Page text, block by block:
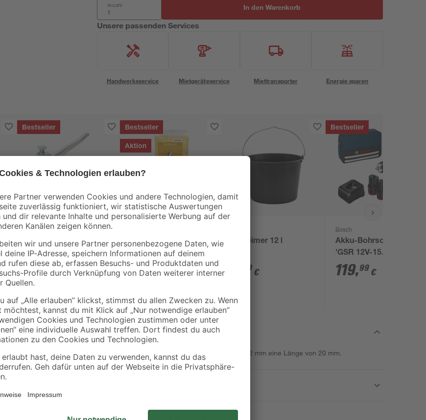
Anzahl: In den Warenkorb
Unsere passenden Services
Handwerksservice Mietgeräteservice Miettransporter Energie sparen
Bestseller
Rapid
Rapid Handtacker
Compacta
16,29€
Bestseller
Aktion
Spielsand beige 0-2
mm 25 kg
2,99 € 3,29 €
Baueimer 12 l
69 €
Bestseller
Bosch
Akku-Bohrschrauber
'GSR 12V-15
Professional' mit 2
Akkus, Tasche und
119,99 €
Der Rukostift hat bei einem Durchmesser von 1,2 mm eine Länge von 20 mm.